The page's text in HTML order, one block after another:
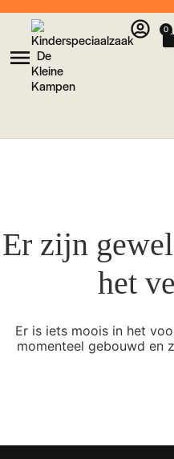
0
Er zijn
het
Er is iets moois in het
momenteel gebouwd en